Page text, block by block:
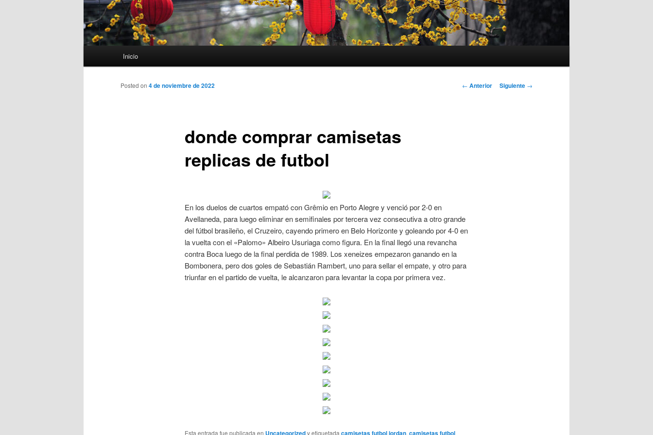
Inicio
Navegación
← Anterior Siguiente →
donde comprar camisetas
replicas de futbol
Posted on 4 de noviembre de 2022
En los duelos de cuartos empató con Grêmio en Porto Alegre y venció por 2-0 en
Avellaneda, para luego eliminar en semifinales por tercera vez consecutiva a otro grande
del fútbol brasileño, el Cruzeiro, cayendo primero en Belo Horizonte y goleando por 4-0 en
la vuelta con el «Palomo» Albeiro Usuriaga como figura. En la final llegó una revancha
contra Boca luego de la final perdida de 1989. Los xeneizes empezaron ganando en la
Bombonera, pero dos goles de Sebastián Rambert, uno para sellar el empate, y otro para
triunfar en el partido de vuelta, le alcanzaron para levantar la copa por primera vez.
Esta entrada fue publicada en y etiquetada ,